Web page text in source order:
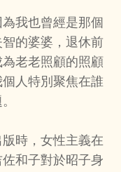
我也曾經是那個
的婆婆，退休前
老老照顧的照顧
人特別聚焦在誰
時，女性主義在
和子對於昭子身